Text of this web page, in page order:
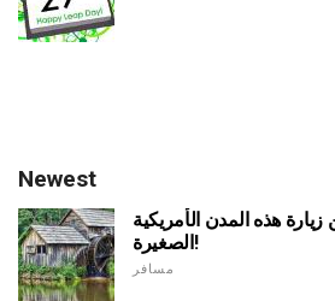
Newest
هذه المدن الأمريكية
الصغيرة!
مسافر